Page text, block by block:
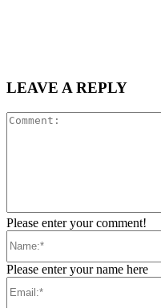
LEAVE A REPLY
Please enter your comment!
Please enter your name here